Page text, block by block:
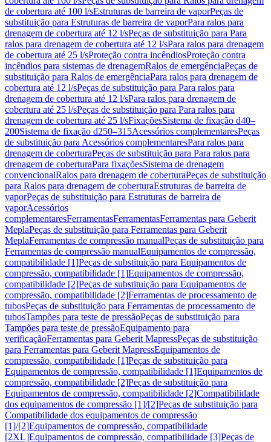
de cobertura até 100 l/sEstruturas de barreira de vaporPeças de
substituição para Estruturas de barreira de vaporPara ralos para
drenagem de cobertura até 12 l/sPeças de substituição para Para
ralos para drenagem de cobertura até 12 l/sPara ralos para drenagem
de cobertura até 25 l/sProteção contra incêndiosProteção contra
incêndios para sistemas de drenagemRalos de emergênciaPeças de
substituição para Ralos de emergênciaPara ralos para drenagem de
cobertura até 12 l/sPeças de substituição para Para ralos para
drenagem de cobertura até 12 l/sPara ralos para drenagem de
cobertura até 25 l/sPeças de substituição para Para ralos para
drenagem de cobertura até 25 l/sFixaçõesSistema de fixação d40–
200Sistema de fixação d250–315Acessórios complementaresPeças
de substituição para Acessórios complementaresPara ralos para
drenagem de coberturaPeças de substituição para Para ralos para
drenagem de coberturaPara fixaçõesSistema de drenagem
convencionalRalos para drenagem de coberturaPeças de substituição
para Ralos para drenagem de coberturaEstruturas de barreira de
vaporPeças de substituição para Estruturas de barreira de
vaporAcessórios
complementaresFerramentasFerramentasFerramentas para Geberit
MeplaPeças de substituição para Ferramentas para Geberit
MeplaFerramentas de compressão manualPeças de substituição para
Ferramentas de compressão manualEquipamentos de compressão,
compatibilidade [1]Peças de substituição para Equipamentos de
compressão, compatibilidade [1]Equipamentos de compressão,
compatibilidade [2]Peças de substituição para Equipamentos de
compressão, compatibilidade [2]Ferramentas de processamento de
tubosPeças de substituição para Ferramentas de processamento de
tubosTampões para teste de pressãoPeças de substituição para
Tampões para teste de pressãoEquipamento para
verificaçãoFerramentas para Geberit MapressPeças de substituição
para Ferramentas para Geberit MapressEquipamentos de
compressão, compatibilidade [1]Peças de substituição para
Equipamentos de compressão, compatibilidade [1]Equipamentos de
compressão, compatibilidade [2]Peças de substituição para
Equipamentos de compressão, compatibilidade [2]Compatibilidade
dos equipamentos de compressão [1]/[2]Peças de substituição para
Compatibilidade dos equipamentos de compressão
[1]/[2]Equipamentos de compressão, compatibilidade
[2XL]Equipamentos de compressão, compatibilidade [3]Peças de